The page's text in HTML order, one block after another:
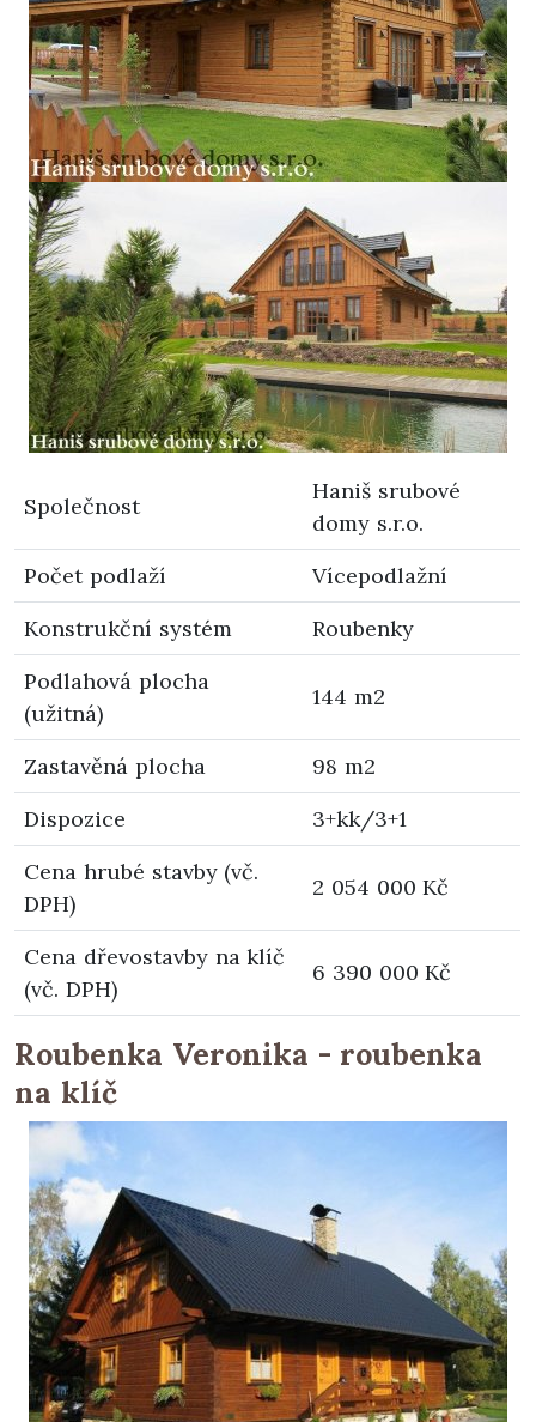
Společnost
Haniš srubové
domy s.r.o.
Počet podlaží
Vícepodlažní
Konstrukční systém
Roubenky
Podlahová plocha
(užitná)
144 m2
Zastavěná plocha
98 m2
Dispozice
3+kk/3+1
Cena hrubé stavby (vč.
DPH)
2 054 000 Kč
Cena dřevostavby na klíč
(vč. DPH)
6 390 000 Kč
Roubenka Veronika - roubenka
na klíč